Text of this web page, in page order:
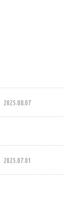
2025.08.07
2025.07.01